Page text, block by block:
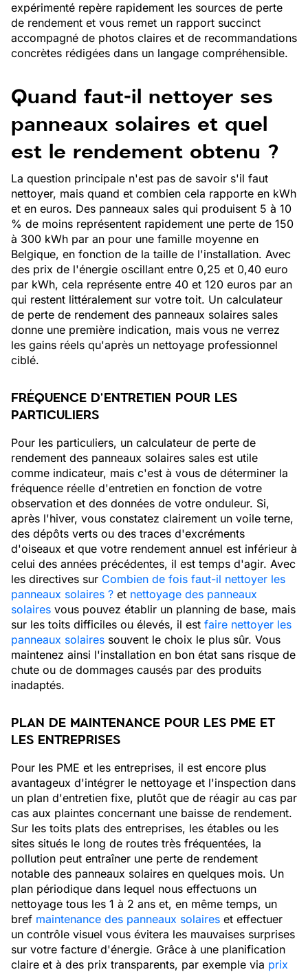
expérimenté repère rapidement les sources de perte
de rendement et vous remet un rapport succinct
accompagné de photos claires et de recommandations
concrètes rédigées dans un langage compréhensible.
Quand faut-il nettoyer ses
panneaux solaires et quel
est le rendement obtenu ?
La question principale n'est pas de savoir s'il faut
nettoyer, mais quand et combien cela rapporte en kWh
et en euros. Des panneaux sales qui produisent 5 à 10
% de moins représentent rapidement une perte de 150
à 300 kWh par an pour une famille moyenne en
Belgique, en fonction de la taille de l'installation. Avec
des prix de l'énergie oscillant entre 0,25 et 0,40 euro
par kWh, cela représente entre 40 et 120 euros par an
qui restent littéralement sur votre toit. Un calculateur
de perte de rendement des panneaux solaires sales
donne une première indication, mais vous ne verrez
les gains réels qu'après un nettoyage professionnel
ciblé.
FRÉQUENCE D'ENTRETIEN POUR LES
PARTICULIERS
Pour les particuliers, un calculateur de perte de
rendement des panneaux solaires sales est utile
comme indicateur, mais c'est à vous de déterminer la
fréquence réelle d'entretien en fonction de votre
observation et des données de votre onduleur. Si,
après l'hiver, vous constatez clairement un voile terne,
des dépôts verts ou des traces d'excréments
d'oiseaux et que votre rendement annuel est inférieur à
celui des années précédentes, il est temps d'agir. Avec
les directives sur Combien de fois faut-il nettoyer les
panneaux solaires ? et nettoyage des panneaux
solaires vous pouvez établir un planning de base, mais
sur les toits difficiles ou élevés, il est faire nettoyer les
panneaux solaires souvent le choix le plus sûr. Vous
maintenez ainsi l'installation en bon état sans risque de
chute ou de dommages causés par des produits
inadaptés.
PLAN DE MAINTENANCE POUR LES PME ET
LES ENTREPRISES
Pour les PME et les entreprises, il est encore plus
avantageux d'intégrer le nettoyage et l'inspection dans
un plan d'entretien fixe, plutôt que de réagir au cas par
cas aux plaintes concernant une baisse de rendement.
Sur les toits plats des entreprises, les étables ou les
sites situés le long de routes très fréquentées, la
pollution peut entraîner une perte de rendement
notable des panneaux solaires en quelques mois. Un
plan périodique dans lequel nous effectuons un
nettoyage tous les 1 à 2 ans et, en même temps, un
bref maintenance des panneaux solaires et effectuer
un contrôle visuel vous évitera les mauvaises surprises
sur votre facture d'énergie. Grâce à une planification
claire et à des prix transparents, par exemple via prix